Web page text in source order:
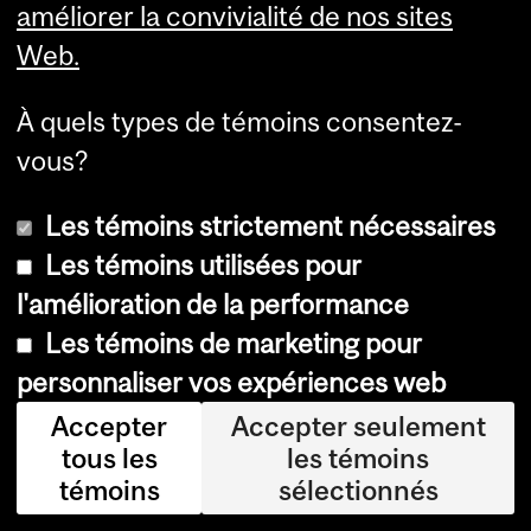
St. Mary's Hospital Centre
(SMHC)
Training
© Université McGill, 2026
Accessibilité
Avis sur les témoins
Paramètres des témoins
Se connecter
améliorer la convivialité de nos sites
Web.
À quels types de témoins consentez-
vous?
Les témoins strictement nécessaires
Les témoins utilisées pour
l'amélioration de la performance
Les témoins de marketing pour
personnaliser vos expériences web
Accepter
tous les
témoins
Accepter seulement
les témoins
sélectionnés